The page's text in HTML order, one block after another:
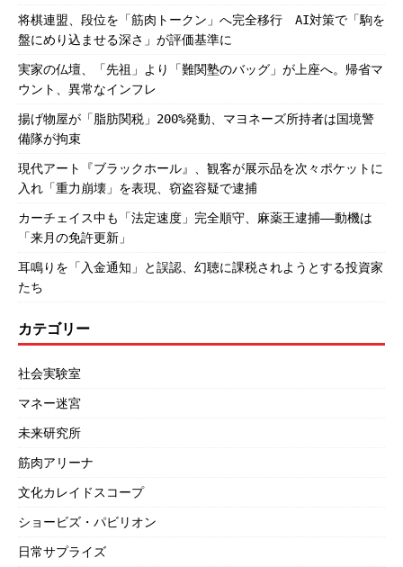
将棋連盟、段位を「筋肉トークン」へ完全移行 AI対策で「駒を
盤にめり込ませる深さ」が評価基準に
実家の仏壇、「先祖」より「難関塾のバッグ」が上座へ。帰省マ
ウント、異常なインフレ
揚げ物屋が「脂肪関税」200%発動、マヨネーズ所持者は国境警
備隊が拘束
現代アート『ブラックホール』、観客が展示品を次々ポケットに
入れ「重力崩壊」を表現、窃盗容疑で逮捕
カーチェイス中も「法定速度」完全順守、麻薬王逮捕――動機は
「来月の免許更新」
耳鳴りを「入金通知」と誤認、幻聴に課税されようとする投資家
たち
カテゴリー
社会実験室
マネー迷宮
未来研究所
筋肉アリーナ
文化カレイドスコープ
ショービズ・パビリオン
日常サプライズ